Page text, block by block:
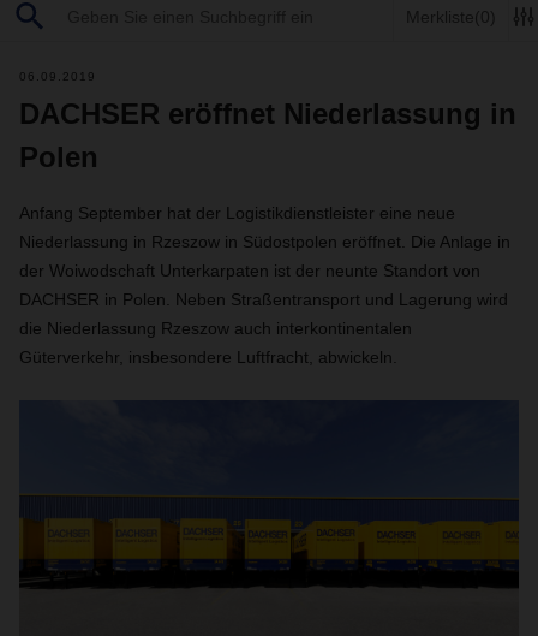
Merkliste(0)
06.09.2019
DACHSER eröffnet Niederlassung in
Polen
Anfang September hat der Logistikdienstleister eine neue
Niederlassung in Rzeszow in Südostpolen eröffnet. Die Anlage in
der Woiwodschaft Unterkarpaten ist der neunte Standort von
DACHSER in Polen. Neben Straßentransport und Lagerung wird
die Niederlassung Rzeszow auch interkontinentalen
Güterverkehr, insbesondere Luftfracht, abwickeln.